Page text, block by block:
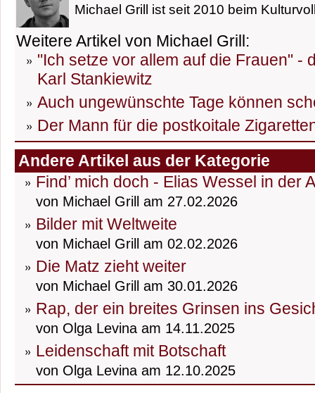
Michael Grill ist seit 2010 beim
Weitere Artikel von Michael Grill:
"Ich setze vor allem auf die Frauen" -
Karl Stankiewitz
Auch ungewünschte Tage können
Der Mann für die postkoitale
Andere Artikel aus der Kategorie
Find’ mich doch - Elias Wessel in der
von Michael Grill am 27.02.2026
Bilder mit Weltweite
von Michael Grill am 02.02.2026
Die Matz zieht weiter
von Michael Grill am 30.01.2026
Rap, der ein breites Grinsen ins
von Olga Levina am 14.11.2025
Leidenschaft mit Botschaft
von Olga Levina am 12.10.2025